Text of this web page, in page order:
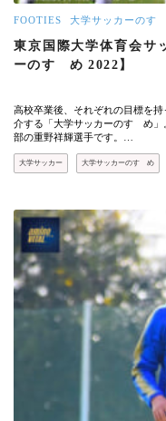
FOOTIES 大学サッカーのす
東京国際大学体育会サ
ーのすゝめ 2022】
高校卒業後、それぞれの目標を
介する「大学サッカーのすゝめ
部の重野祥輝選手です。…
大学サッカー 大学サッカーのすゝめ